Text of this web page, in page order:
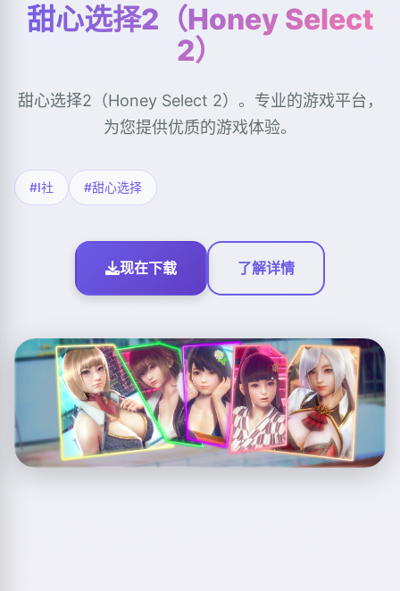
甜心选择2（Honey Select
2）
甜心选择2（Honey Select 2）。专业的游戏平台，
为您提供优质的游戏体验。
#I社 #甜心选择
现在下载 了解详情